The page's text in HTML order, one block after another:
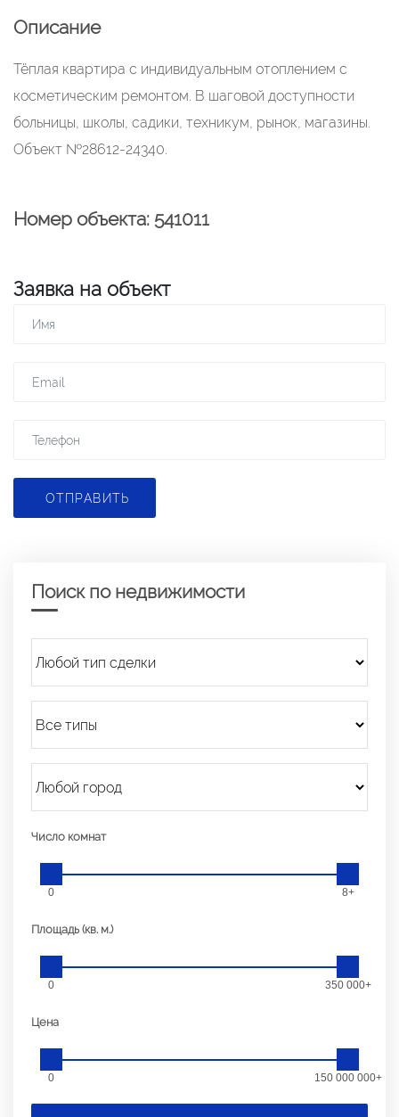
Описание
Тёплая квартира с индивидуальным отоплением с
косметическим ремонтом. В шаговой доступности
больницы, школы, садики, техникум, рынок, магазины.
Объект №28612-24340.
Номер объекта: 541011
Заявка на объект
ОТПРАВИТЬ
Поиск по недвижимости
Число комнат
0 8+
Площадь (кв. м.)
0 350 000+
Цена
0 150 000 000+